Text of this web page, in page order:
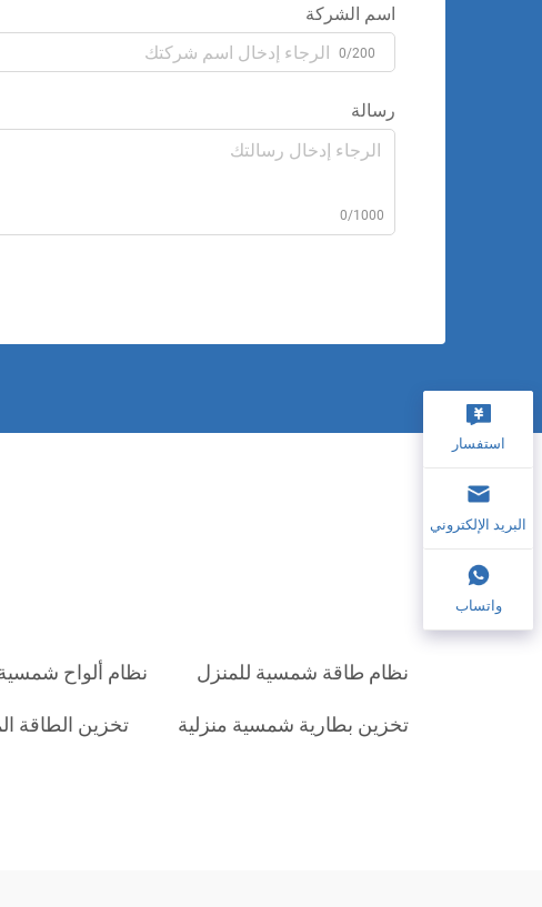
اسم الشركة
0/200
رسالة
0/1000
نظام طاقة شمسية للمنزل نظام ألواح
تخزين بطارية شمسية منزلية تخزين الطاقة
استفسار
البريد الإلكتروني
واتساب